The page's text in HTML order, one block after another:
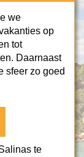
we
op
tot
Daarnaast
sfeer zo goed
te